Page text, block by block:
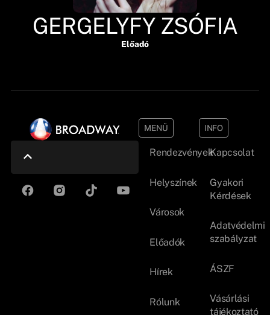
GERGELYFY ZSÓFIA
Előadó
MENÜ
Rendezvények
Helyszínek
Városok
Előadók
Hírek
Rólunk
INFO
Kapcsolat
Gyakori
Kérdések
Adatvédelmi
szabályzat
ÁSZF
Vásárlási
tájékoztató